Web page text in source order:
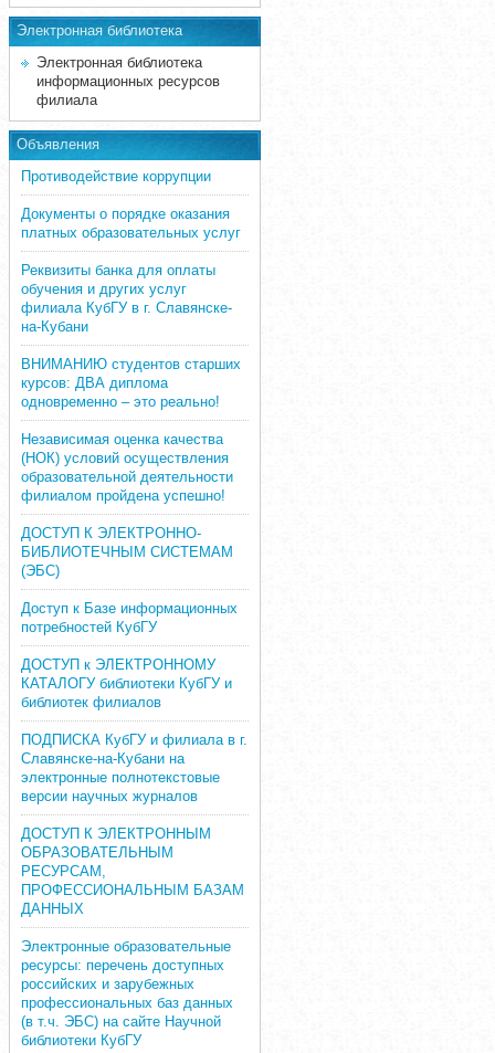
Электронная библиотека
Электронная библиотека
информационных ресурсов
филиала
Объявления
Противодействие коррупции
Документы о порядке оказания
платных образовательных услуг
Реквизиты банка для оплаты
обучения и других услуг
филиала КубГУ в г. Славянске-
на-Кубани
ВНИМАНИЮ студентов старших
курсов: ДВА диплома
одновременно – это реально!
Независимая оценка качества
(НОК) условий осуществления
образовательной деятельности
филиалом пройдена успешно!
ДОСТУП К ЭЛЕКТРОННО-
БИБЛИОТЕЧНЫМ СИСТЕМАМ
(ЭБС)
Доступ к Базе информационных
потребностей КубГУ
ДОСТУП к ЭЛЕКТРОННОМУ
КАТАЛОГУ библиотеки КубГУ и
библиотек филиалов
ПОДПИСКА КубГУ и филиала в г.
Славянске-на-Кубани на
электронные полнотекстовые
версии научных журналов
ДОСТУП К ЭЛЕКТРОННЫМ
ОБРАЗОВАТЕЛЬНЫМ
РЕСУРСАМ,
ПРОФЕССИОНАЛЬНЫМ БАЗАМ
ДАННЫХ
Электронные образовательные
ресурсы: перечень доступных
российских и зарубежных
профессиональных баз данных
(в т.ч. ЭБС) на сайте Научной
библиотеки КубГУ